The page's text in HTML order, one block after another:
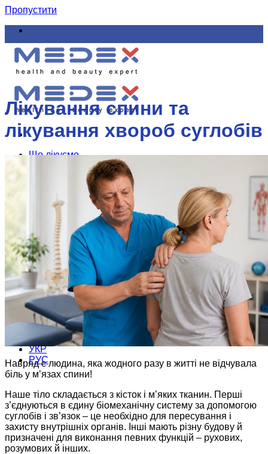
Пропустити
Що лікуємо
Курси навчання мануальної терапії для лікарів
і реабілітологів
Малоінвазивні методи естетичної корекції,
омолодження, лікування хребта, суглобів,
судин, нервів, шкіри і волосся
Мікро ін’єкційна терапія
Естетична мезотерапія, мікроголкова і
мікроін’єкційна терапія
Про клініку
Контакти
УКР
РУС
Лікування спини та
лікування хвороб суглобів
Навряд є людина, яка жодного разу в житті не відчувала
біль у м’язах спини!
Наше тіло складається з кісток і м’яких тканин. Перші
з’єднуються в єдину біомеханічну систему за допомогою
суглобів і зв’язок – це необхідно для пересування і
захисту внутрішніх органів. Інші мають різну будову й
призначені для виконання певних функцій – рухових,
розумових й інших.